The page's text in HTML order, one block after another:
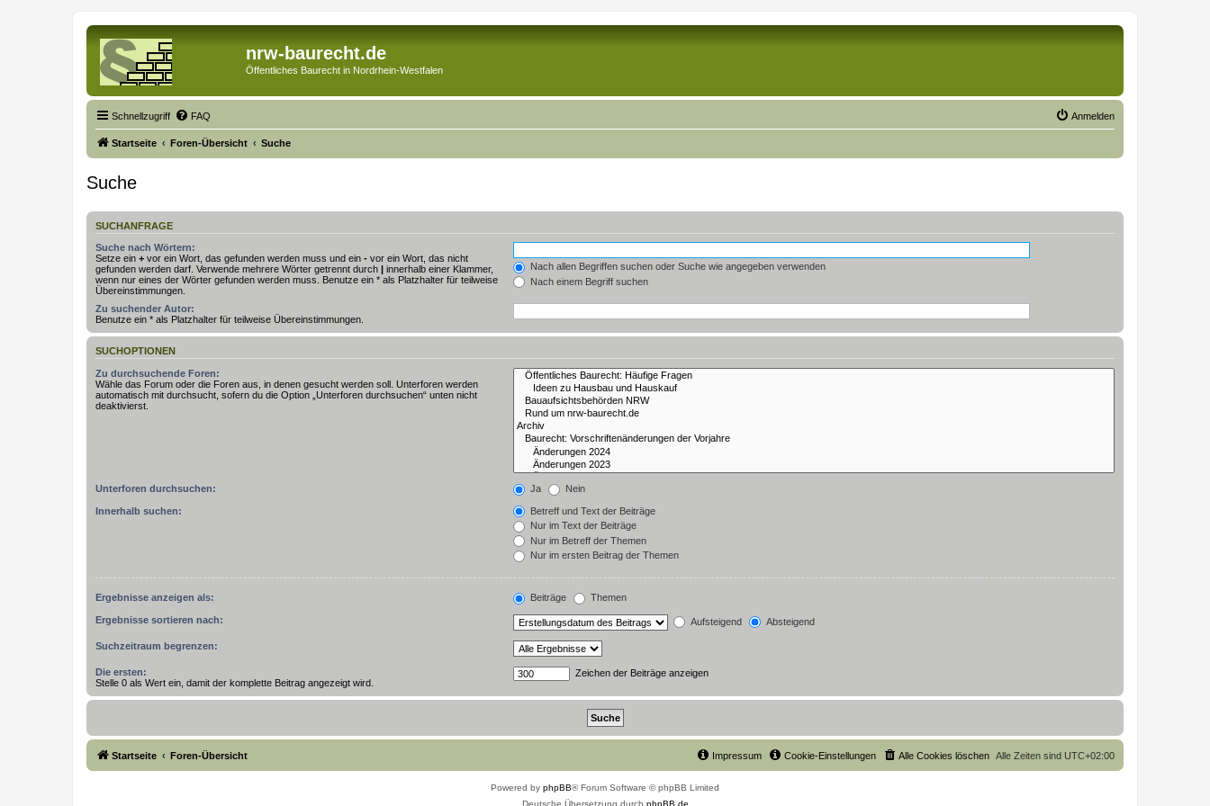
nrw-baurecht.de
Öffentliches Baurecht in Nordrhein-Westfalen
Schnellzugriff FAQ Anmelden
Startseite Foren-Übersicht Suche
Suche
SUCHANFRAGE
Suche nach Wörtern:
Setze ein + vor ein Wort, das gefunden werden muss und ein - vor ein Wort, das nicht
gefunden werden darf. Verwende mehrere Wörter getrennt durch | innerhalb einer Klammer,
wenn nur eines der Wörter gefunden werden muss. Benutze ein * als Platzhalter für teilweise
Übereinstimmungen.
Nach allen Begriffen suchen oder Suche wie angegeben verwenden
Nach einem Begriff suchen
Zu suchender Autor:
Benutze ein * als Platzhalter für teilweise Übereinstimmungen.
SUCHOPTIONEN
Zu durchsuchende Foren:
Wähle das Forum oder die Foren aus, in denen gesucht werden soll. Unterforen werden
automatisch mit durchsucht, sofern du die Option „Unterforen durchsuchen“ unten nicht
deaktivierst.
Unterforen durchsuchen: Ja Nein
Innerhalb suchen:
Betreff und Text der Beiträge
Nur im Text der Beiträge
Nur im Betreff der Themen
Nur im ersten Beitrag der Themen
Ergebnisse anzeigen als: Beiträge Themen
Ergebnisse sortieren nach: Aufsteigend Absteigend
Suchzeitraum begrenzen:
Die ersten:
Stelle 0 als Wert ein, damit der komplette Beitrag angezeigt wird.
Zeichen der Beiträge anzeigen
Startseite Foren-Übersicht Alle Zeiten sind UTC+02:00
Alle Cookies löschen
Cookie-Einstellungen
Impressum
Powered by phpBB® Forum Software © phpBB Limited
Deutsche Übersetzung durch phpBB.de